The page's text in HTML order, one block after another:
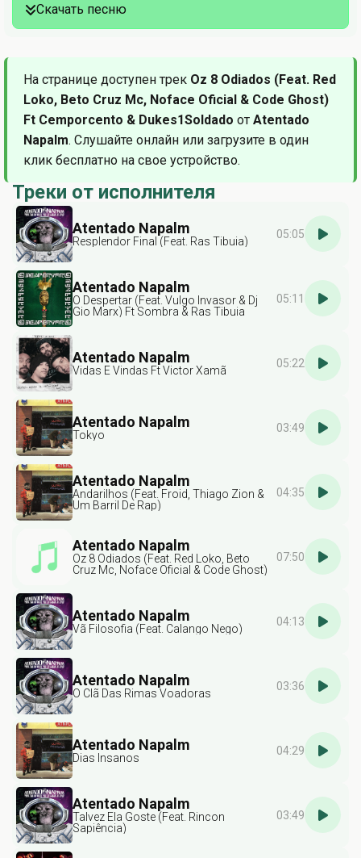
Скачать песню
На странице доступен трек Oz 8 Odiados (Feat. Red
Loko, Beto Cruz Mc, Noface Oficial & Code Ghost)
Ft Cemporcento & Dukes1Soldado от Atentado
Napalm. Слушайте онлайн или загрузите в один
клик бесплатно на свое устройство.
Треки от исполнителя
Atentado Napalm
Resplendor Final (Feat. Ras Tibuia)
05:05
Atentado Napalm
O Despertar (Feat. Vulgo Invasor & Dj
Gio Marx) Ft Sombra & Ras Tibuia
05:11
Atentado Napalm
Vidas E Vindas Ft Victor Xamã
05:22
Atentado Napalm
Tokyo
03:49
Atentado Napalm
Andarilhos (Feat. Froid, Thiago Zion &
Um Barril De Rap)
04:35
Atentado Napalm
Oz 8 Odiados (Feat. Red Loko, Beto
Cruz Mc, Noface Oficial & Code Ghost)
07:50
Atentado Napalm
Vã Filosofia (Feat. Calango Nego)
04:13
Atentado Napalm
O Clã Das Rimas Voadoras
03:36
Atentado Napalm
Dias Insanos
04:29
Atentado Napalm
Talvez Ela Goste (Feat. Rincon
Sapiência)
03:49